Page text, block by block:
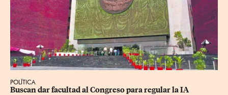
POLÍTICA
Buscan dar facultad al Congreso para regular la IA